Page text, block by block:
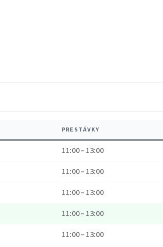
PRESTÁVKY
11:00 – 13:00
11:00 – 13:00
11:00 – 13:00
11:00 – 13:00
11:00 – 13:00